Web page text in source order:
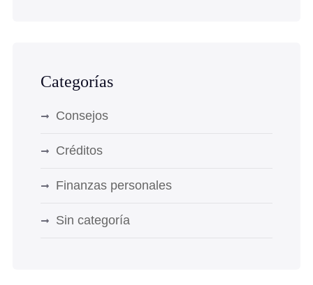
Categorías
Consejos
Créditos
Finanzas personales
Sin categoría